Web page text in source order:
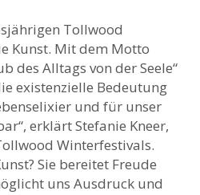
Tollwood
Kunst. Mit dem Motto
des Alltags von der Seele“
existenzielle Bedeutung
und für unser
erklärt Stefanie Kneer,
Winterfestivals.
Sie bereitet Freude
uns Ausdruck und